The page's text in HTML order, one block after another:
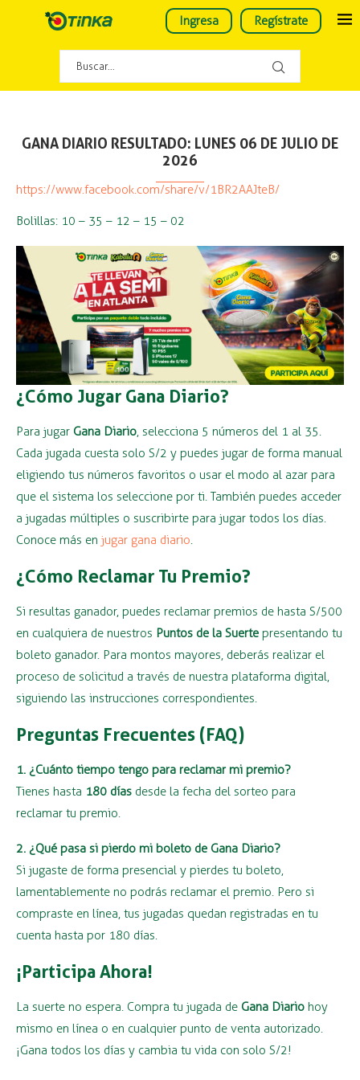
Ingresa Regístrate
GANA DIARIO RESULTADO: LUNES 06 DE JULIO DE
2026
https://www.facebook.com/share/v/1BR2AAJteB/
Bolillas: 10 – 35 – 12 – 15 – 02
¿Cómo Jugar Gana Diario?
Para jugar Gana Diario, selecciona 5 números del 1 al 35.
Cada jugada cuesta solo S/2 y puedes jugar de forma manual
eligiendo tus números favoritos o usar el modo al azar para
que el sistema los seleccione por ti. También puedes acceder
a jugadas múltiples o suscribirte para jugar todos los días.
Conoce más en jugar gana diario.
¿Cómo Reclamar Tu Premio?
Si resultas ganador, puedes reclamar premios de hasta S/500
en cualquiera de nuestros Puntos de la Suerte presentando tu
boleto ganador. Para montos mayores, deberás realizar el
proceso de solicitud a través de nuestra plataforma digital,
siguiendo las instrucciones correspondientes.
Preguntas Frecuentes (FAQ)
1. ¿Cuánto tiempo tengo para reclamar mi premio?
Tienes hasta 180 días desde la fecha del sorteo para
reclamar tu premio.
2. ¿Qué pasa si pierdo mi boleto de Gana Diario?
Si jugaste de forma presencial y pierdes tu boleto,
lamentablemente no podrás reclamar el premio. Pero si
compraste en línea, tus jugadas quedan registradas en tu
cuenta hasta por 180 días.
¡Participa Ahora!
La suerte no espera. Compra tu jugada de Gana Diario hoy
mismo en línea o en cualquier punto de venta autorizado.
¡Gana todos los días y cambia tu vida con solo S/2!